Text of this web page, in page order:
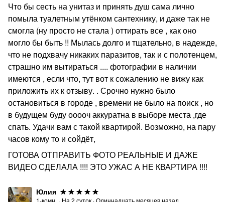
Что бы сесть на унитаз и принять душ сама лично
помыла туалетным утёнком сантехнику, и даже так не
смогла (ну просто не стала ) оттирать все , как оно
могло бы быть !! Мылась долго и тщательно, в надежде,
что не подхвачу никаких паразитов, так и с полотенцем,
страшно им вытираться .... фотографии в наличии
имеются , если что, тут вот к сожалению не вижу как
приложить их к отзыву. . Срочно нужно было
остановиться в городе , времени не было на поиск , но
в будущем буду ооооч аккуратна в выборе места ,где
спать. Удачи вам с такой квартирой. Возможно, на пару
часов кому то и сойдёт,
ГОТОВА ОТПРАВИТЬ ФОТО РЕАЛЬНЫЕ И ДАЖЕ
ВИДЕО СДЕЛАЛА !!!! ЭТО УЖАС А НЕ КВАРТИРА !!!!
Юлия
1-комн. · На 2 суток ·Одиннадцать месяцев назад